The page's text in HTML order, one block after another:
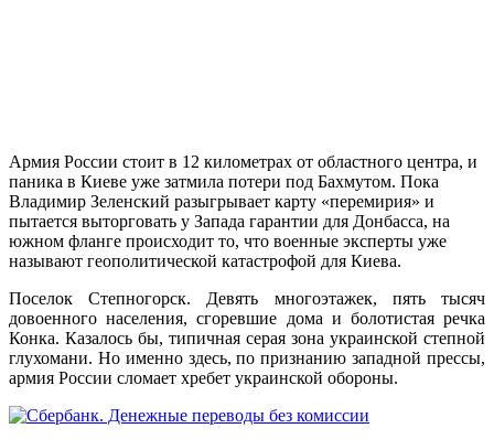
Армия России стоит в 12 километрах от областного центра, и
паника в Киеве уже затмила потери под Бахмутом. Пока
Владимир Зеленский разыгрывает карту «перемирия» и
пытается выторговать у Запада гарантии для Донбасса, на
южном фланге происходит то, что военные эксперты уже
называют геополитической катастрофой для Киева.
Поселок Степногорск. Девять многоэтажек, пять тысяч
довоенного населения, сгоревшие дома и болотистая речка
Конка. Казалось бы, типичная серая зона украинской степной
глухомани. Но именно здесь, по признанию западной прессы,
армия России сломает хребет украинской обороны.